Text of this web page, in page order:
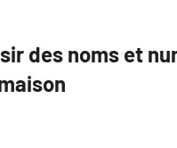
des noms et